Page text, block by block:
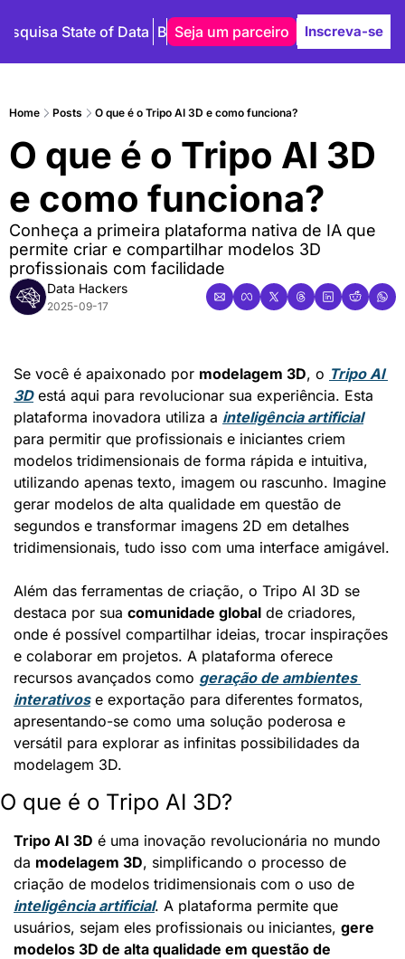
State of Data Blog Autores
Seja um parceiro Inscreva-se
Home Posts O que é o Tripo AI 3D e como funciona?
O que é o Tripo AI 3D
e como funciona?
Conheça a primeira plataforma nativa de IA que
permite criar e compartilhar modelos 3D
profissionais com facilidade
Data Hackers
2025-09-17
Se você é apaixonado por modelagem 3D, o Tripo AI
3D está aqui para revolucionar sua experiência. Esta
plataforma inovadora utiliza a inteligência artificial
para permitir que profissionais e iniciantes criem
modelos tridimensionais de forma rápida e intuitiva,
utilizando apenas texto, imagem ou rascunho. Imagine
gerar modelos de alta qualidade em questão de
segundos e transformar imagens 2D em detalhes
tridimensionais, tudo isso com uma interface amigável.
Além das ferramentas de criação, o Tripo AI 3D se
destaca por sua comunidade global de criadores,
onde é possível compartilhar ideias, trocar inspirações
e colaborar em projetos. A plataforma oferece
recursos avançados como geração de ambientes
interativos e exportação para diferentes formatos,
apresentando-se como uma solução poderosa e
versátil para explorar as infinitas possibilidades da
modelagem 3D.
O que é o Tripo AI 3D?
Tripo AI 3D é uma inovação revolucionária no mundo
da modelagem 3D, simplificando o processo de
inteligência artificial. A plataforma permite que
usuários, sejam eles profissionais ou iniciantes, gere
modelos 3D de alta qualidade em questão de